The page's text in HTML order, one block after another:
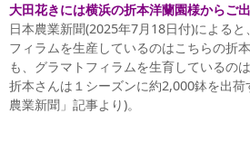
大田花きには横浜の折本洋蘭園様からご
日本農業新聞(2025年7月18日付)による
フィラムを生産しているのはこちらの折
も、グラマトフィラムを生育しているの
折本さんは１シーズンに約2,000鉢を出
農業新聞」記事より)。